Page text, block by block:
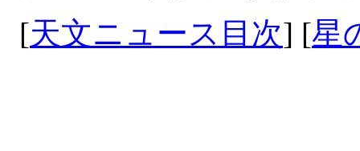
[天文ニュース目次] [星